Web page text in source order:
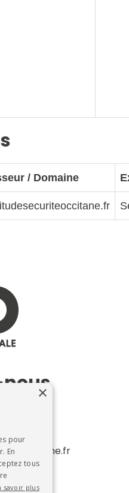
/ Domaine
×
pour
En
tous
savoir plus